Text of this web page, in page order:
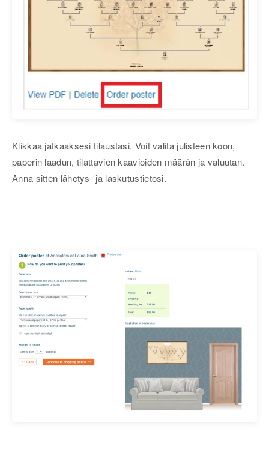
Klikkaa jatkaaksesi tilaustasi. Voit valita julisteen koon,
paperin laadun, tilattavien kaavioiden määrän ja valuutan.
Anna sitten lähetys- ja laskutustietosi.